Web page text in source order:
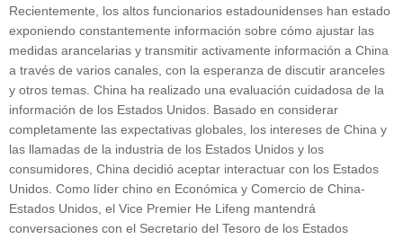
Recientemente, los altos funcionarios estadounidenses han estado
exponiendo constantemente información sobre cómo ajustar las
medidas arancelarias y transmitir activamente información a China
a través de varios canales, con la esperanza de discutir aranceles
y otros temas. China ha realizado una evaluación cuidadosa de la
información de los Estados Unidos. Basado en considerar
completamente las expectativas globales, los intereses de China y
las llamadas de la industria de los Estados Unidos y los
consumidores, China decidió aceptar interactuar con los Estados
Unidos. Como líder chino en Económica y Comercio de China-
Estados Unidos, el Vice Premier He Lifeng mantendrá
conversaciones con el Secretario del Tesoro de los Estados